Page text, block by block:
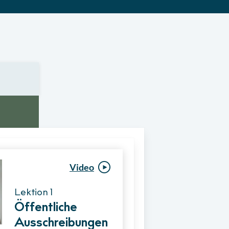
Video
Lektion 1
Öffentliche
AusschreibungenVergabeverfahre